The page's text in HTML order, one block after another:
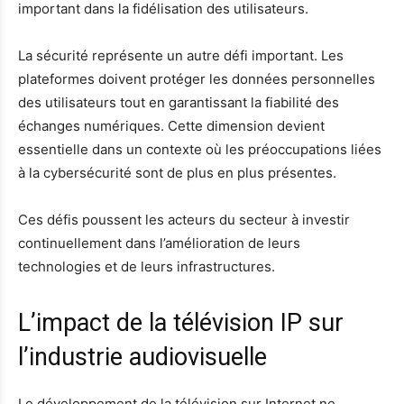
important dans la fidélisation des utilisateurs.
La sécurité représente un autre défi important. Les
plateformes doivent protéger les données personnelles
des utilisateurs tout en garantissant la fiabilité des
échanges numériques. Cette dimension devient
essentielle dans un contexte où les préoccupations liées
à la cybersécurité sont de plus en plus présentes.
Ces défis poussent les acteurs du secteur à investir
continuellement dans l’amélioration de leurs
technologies et de leurs infrastructures.
L’impact de la télévision IP sur
l’industrie audiovisuelle